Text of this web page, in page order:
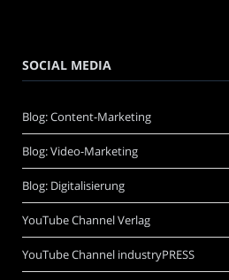
SOCIAL MEDIA
Blog: Content-Marketing
Blog: Video-Marketing
Blog: Digitalisierung
YouTube Channel Verlag
YouTube Channel industryPRESS